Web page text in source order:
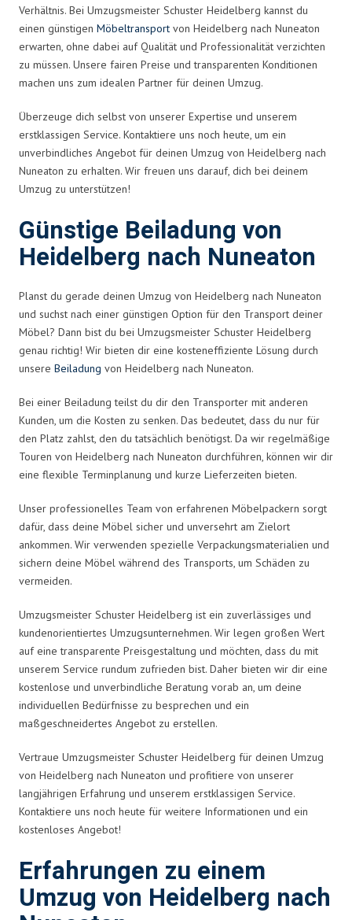
Verhältnis. Bei Umzugsmeister Schuster Heidelberg kannst du
einen günstigen Möbeltransport von Heidelberg nach Nuneaton
erwarten, ohne dabei auf Qualität und Professionalität verzichten
zu müssen. Unsere fairen Preise und transparenten Konditionen
machen uns zum idealen Partner für deinen Umzug.
Überzeuge dich selbst von unserer Expertise und unserem
erstklassigen Service. Kontaktiere uns noch heute, um ein
unverbindliches Angebot für deinen Umzug von Heidelberg nach
Nuneaton zu erhalten. Wir freuen uns darauf, dich bei deinem
Umzug zu unterstützen!
Günstige Beiladung von
Heidelberg nach Nuneaton
Planst du gerade deinen Umzug von Heidelberg nach Nuneaton
und suchst nach einer günstigen Option für den Transport deiner
Möbel? Dann bist du bei Umzugsmeister Schuster Heidelberg
genau richtig! Wir bieten dir eine kosteneffiziente Lösung durch
unsere Beiladung von Heidelberg nach Nuneaton.
Bei einer Beiladung teilst du dir den Transporter mit anderen
Kunden, um die Kosten zu senken. Das bedeutet, dass du nur für
den Platz zahlst, den du tatsächlich benötigst. Da wir regelmäßige
Touren von Heidelberg nach Nuneaton durchführen, können wir dir
eine flexible Terminplanung und kurze Lieferzeiten bieten.
Unser professionelles Team von erfahrenen Möbelpackern sorgt
dafür, dass deine Möbel sicher und unversehrt am Zielort
ankommen. Wir verwenden spezielle Verpackungsmaterialien und
sichern deine Möbel während des Transports, um Schäden zu
vermeiden.
Umzugsmeister Schuster Heidelberg ist ein zuverlässiges und
kundenorientiertes Umzugsunternehmen. Wir legen großen Wert
auf eine transparente Preisgestaltung und möchten, dass du mit
unserem Service rundum zufrieden bist. Daher bieten wir dir eine
kostenlose und unverbindliche Beratung vorab an, um deine
individuellen Bedürfnisse zu besprechen und ein
maßgeschneidertes Angebot zu erstellen.
Vertraue Umzugsmeister Schuster Heidelberg für deinen Umzug
von Heidelberg nach Nuneaton und profitiere von unserer
langjährigen Erfahrung und unserem erstklassigen Service.
Kontaktiere uns noch heute für weitere Informationen und ein
kostenloses Angebot!
Erfahrungen zu einem
Umzug von Heidelberg nach